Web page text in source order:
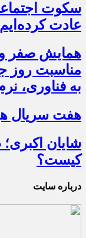
سکوت اجتماعی
عادت
همایش صفر و
مناسبت روز
به فناوری،
هفت سریال
شایان
کیست؟
درباره سایت